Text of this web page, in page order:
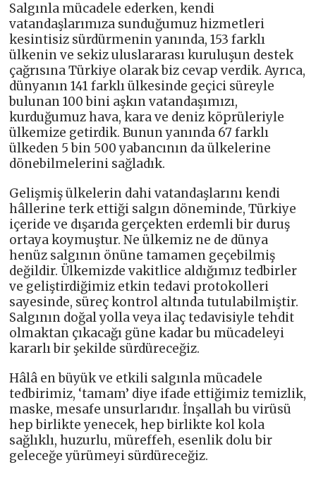
Salgınla mücadele ederken, kendi
vatandaşlarımıza sunduğumuz hizmetleri
kesintisiz sürdürmenin yanında, 153 farklı
ülkenin ve sekiz uluslararası kuruluşun destek
çağrısına Türkiye olarak biz cevap verdik. Ayrıca,
dünyanın 141 farklı ülkesinde geçici süreyle
bulunan 100 bini aşkın vatandaşımızı,
kurduğumuz hava, kara ve deniz köprüleriyle
ülkemize getirdik. Bunun yanında 67 farklı
ülkeden 5 bin 500 yabancının da ülkelerine
dönebilmelerini sağladık.
Gelişmiş ülkelerin dahi vatandaşlarını kendi
hâllerine terk ettiği salgın döneminde, Türkiye
içeride ve dışarıda gerçekten erdemli bir duruş
ortaya koymuştur. Ne ülkemiz ne de dünya
henüz salgının önüne tamamen geçebilmiş
değildir. Ülkemizde vakitlice aldığımız tedbirler
ve geliştirdiğimiz etkin tedavi protokolleri
sayesinde, süreç kontrol altında tutulabilmiştir.
Salgının doğal yolla veya ilaç tedavisiyle tehdit
olmaktan çıkacağı güne kadar bu mücadeleyi
kararlı bir şekilde sürdüreceğiz.
Hâlâ en büyük ve etkili salgınla mücadele
tedbirimiz, ‘tamam’ diye ifade ettiğimiz temizlik,
maske, mesafe unsurlarıdır. İnşallah bu virüsü
hep birlikte yenecek, hep birlikte kol kola
sağlıklı, huzurlu, müreffeh, esenlik dolu bir
geleceğe yürümeyi sürdüreceğiz.